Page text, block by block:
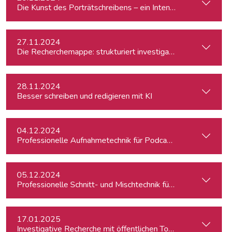
Die Kunst des Porträtschreibens – ein Intensiv-Workshop
27.11.2024
Die Recherchemappe: strukturiert investigativ arbeiten,
28.11.2024
Besser schreiben und redigieren mit KI
04.12.2024
Professionelle Aufnahmetechnik für Podcasts
05.12.2024
Professionelle Schnitt- und Mischtechnik für Podcasts
17.01.2025
Investigative Recherche mit öffentlichen Tools – von